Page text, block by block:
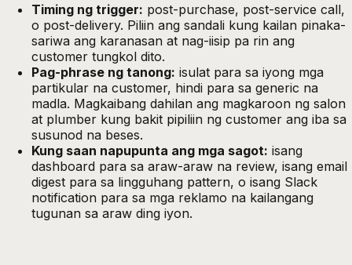
Timing ng trigger: post-purchase, post-service call,
o post-delivery. Piliin ang sandali kung kailan pinaka-
sariwa ang karanasan at nag-iisip pa rin ang
customer tungkol dito.
Pag-phrase ng tanong: isulat para sa iyong mga
partikular na customer, hindi para sa generic na
madla. Magkaibang dahilan ang magkaroon ng salon
at plumber kung bakit pipiliin ng customer ang iba sa
susunod na beses.
Kung saan napupunta ang mga sagot: isang
dashboard para sa araw-araw na review, isang email
digest para sa lingguhang pattern, o isang Slack
notification para sa mga reklamo na kailangang
tugunan sa araw ding iyon.